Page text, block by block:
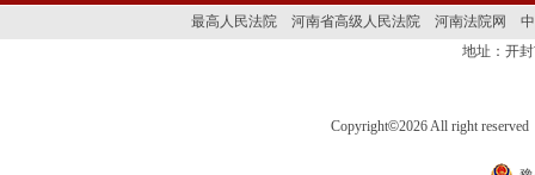
最高人民法院 河南省高级人民法院 河南法院网
地址：开
Copyright©2026 All right